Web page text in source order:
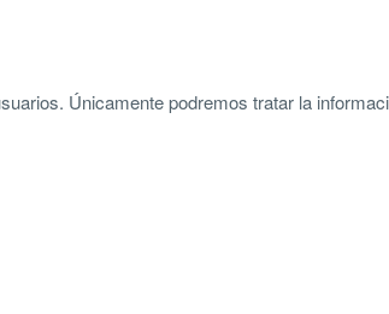
Únicamente podremos tratar la